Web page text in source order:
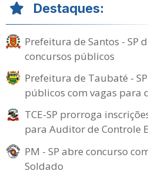
Destaques:
Prefeitura de Santos - SP
concursos públicos
Prefeitura de Taubaté -
públicos com vagas para
TCE-SP prorroga
para Auditor de Controle
PM - SP abre concurso
Soldado